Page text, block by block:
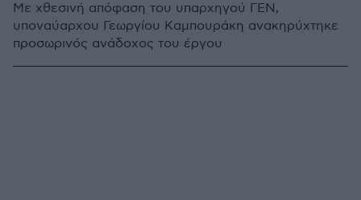
Με χθεσινή απόφαση του υπαρχηγού ΓΕΝ,
υποναύαρχου Γεωργίου Καμπουράκη ανακηρύχτηκε
προσωρινός ανάδοχος του έργου